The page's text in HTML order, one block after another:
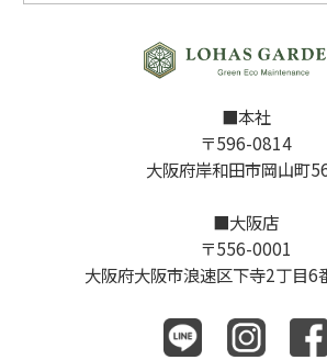
■本社
〒596-0814
大阪府岸和田市岡山町
■大阪店
〒556-0001
大阪府大阪市浪速区下寺2丁目6